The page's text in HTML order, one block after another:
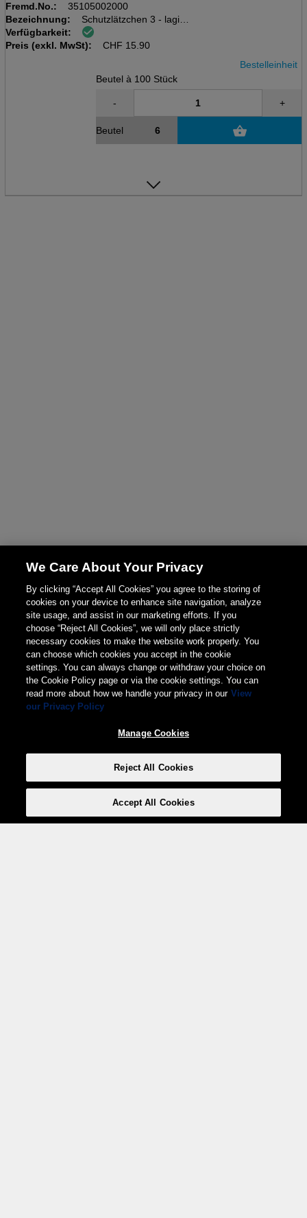
Fremd.No.:
35105002000
Bezeichnung:
Schutzlätzchen 3 - lagig
Beutel à 100 Stk
38x50 cm, Serenity Care
Verfügbarkeit:
Preis (exkl. MwSt):
CHF 15.90
Bestelleinheit
Beutel à 100 Stück
- +
Beutel
We Care About Your Privacy
By clicking “Accept All Cookies” you agree to the storing of
cookies on your device to enhance site navigation, analyze
site usage, and assist in our marketing efforts. If you
choose “Reject All Cookies”, we will only place strictly
necessary cookies to make the website work properly. You
can choose which cookies you accept in the cookie
settings. You can always change or withdraw your choice on
the Cookie Policy page or via the cookie settings. You can
read more about how we handle your privacy in our View
our Privacy Policy
Manage Cookies
Reject All Cookies
Accept All Cookies